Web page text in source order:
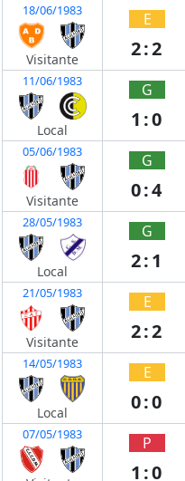
18/06/1983
Visitante
E
2:2
11/06/1983
Local
G
1:0
05/06/1983
Visitante
G
0:4
28/05/1983
Local
G
2:1
21/05/1983
Visitante
E
2:2
14/05/1983
Local
E
0:0
07/05/1983 P
1:0